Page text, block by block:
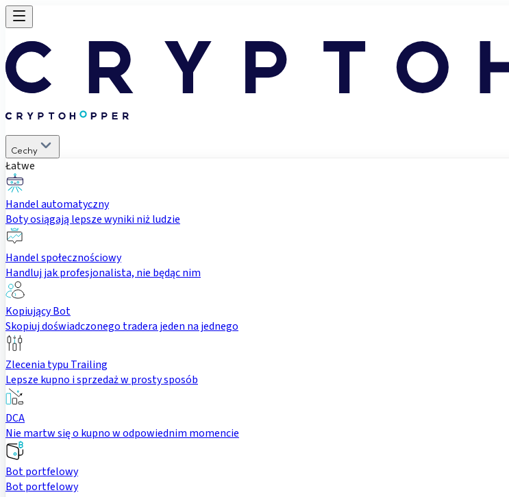
Cechy
Łatwe
Handel automatyczny
Boty osiągają lepsze wyniki niż ludzie
Handel społecznościowy
Handluj jak profesjonalista, nie będąc nim
Kopiujący Bot
Skopiuj doświadczonego tradera jeden na jednego
Zlecenia typu Trailing
Lepsze kupno i sprzedaż w prosty sposób
DCA
Nie martw się o kupno w odpowiednim momencie
Bot portfelowy
Bot portfelowy